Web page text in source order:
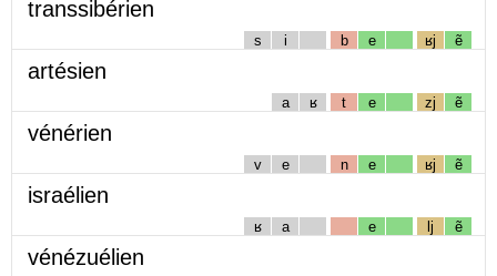
transsibérien
s i b e ʁj ẽ
artésien
a ʁ t e zj ẽ
vénérien
v e n e ʁj ẽ
israélien
ʁ a e lj ẽ
vénézuélien